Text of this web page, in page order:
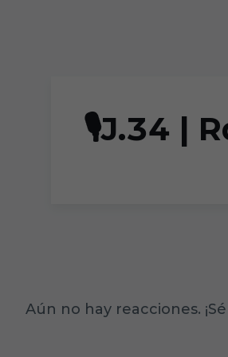
🎙️J.34 |
Aún no hay reacciones.